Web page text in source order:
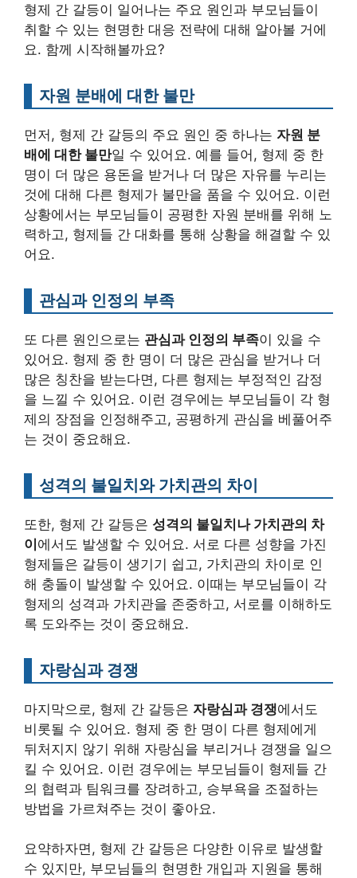
형제 간 갈등이 일어나는 주요 원인과 부모님들이
취할 수 있는 현명한 대응 전략에 대해 알아볼 거에
요. 함께 시작해볼까요?
자원 분배에 대한 불만
먼저, 형제 간 갈등의 주요 원인 중 하나는 자원 분
배에 대한 불만일 수 있어요. 예를 들어, 형제 중 한
명이 더 많은 용돈을 받거나 더 많은 자유를 누리는
것에 대해 다른 형제가 불만을 품을 수 있어요. 이런
상황에서는 부모님들이 공평한 자원 분배를 위해 노
력하고, 형제들 간 대화를 통해 상황을 해결할 수 있
어요.
관심과 인정의 부족
또 다른 원인으로는 관심과 인정의 부족이 있을 수
있어요. 형제 중 한 명이 더 많은 관심을 받거나 더
많은 칭찬을 받는다면, 다른 형제는 부정적인 감정
을 느낄 수 있어요. 이런 경우에는 부모님들이 각 형
제의 장점을 인정해주고, 공평하게 관심을 베풀어주
는 것이 중요해요.
성격의 불일치와 가치관의 차이
또한, 형제 간 갈등은 성격의 불일치나 가치관의 차
이에서도 발생할 수 있어요. 서로 다른 성향을 가진
형제들은 갈등이 생기기 쉽고, 가치관의 차이로 인
해 충돌이 발생할 수 있어요. 이때는 부모님들이 각
형제의 성격과 가치관을 존중하고, 서로를 이해하도
록 도와주는 것이 중요해요.
자랑심과 경쟁
마지막으로, 형제 간 갈등은 자랑심과 경쟁에서도
비롯될 수 있어요. 형제 중 한 명이 다른 형제에게
뒤처지지 않기 위해 자랑심을 부리거나 경쟁을 일으
킬 수 있어요. 이런 경우에는 부모님들이 형제들 간
의 협력과 팀워크를 장려하고, 승부욕을 조절하는
방법을 가르쳐주는 것이 좋아요.
요약하자면, 형제 간 갈등은 다양한 이유로 발생할
수 있지만, 부모님들의 현명한 개입과 지원을 통해